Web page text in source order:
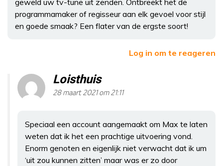
programmamaker of regisseur aan elk gevoel voor stijl
en goede smaak? Een flater van de ergste soort!
Log in om te reageren
Loisthuis
28 maart 2021 om 21:11
Speciaal een account aangemaakt om Max te laten
weten dat ik het een prachtige uitvoering vond.
Enorm genoten en eigenlijk niet verwacht dat ik um
‘uit zou kunnen zitten’ maar was er zo door